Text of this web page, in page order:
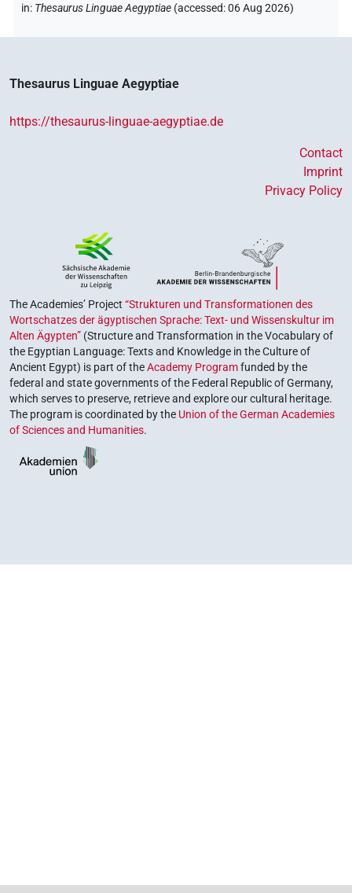
in: Thesaurus Linguae Aegyptiae (accessed:06 Aug 2026)
Thesaurus Linguae Aegyptiae
https://thesaurus-linguae-aegyptiae.de
Contact
Imprint
Privacy Policy
The Academies’ Project “Strukturen und Transformationen des
Wortschatzes der ägyptischen Sprache: Text- und Wissenskultur im
Alten Ägypten” (Structure and Transformation in the Vocabulary of
the Egyptian Language: Texts and Knowledge in the Culture of
Ancient Egypt) is part of theAcademy Programfunded by the
federal and state governments of the Federal Republic of Germany,
which serves to preserve, retrieve and explore our cultural heritage.
The program is coordinated by the Union of the German Academies
of Sciences and Humanities.